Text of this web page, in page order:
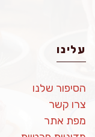
עלינו
הסיפור שלנו
צרו קשר
מפת אתר